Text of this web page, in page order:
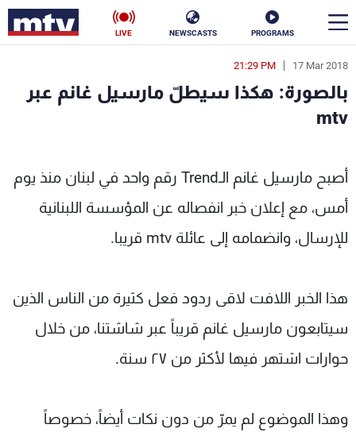
PROGRAMS
NEWSCASTS
LIVE
17 Mar 2018
21:29 PM
بالصورة: هكذا سيطلّ مارسيل غانم عبر
mtv
أصبح مارسيل غانم الـTrend رقم واحد في لبنان منذ يوم
أمس، مع إعلان خبر انفصاله عن المؤسسة اللبنانية
للإرسال، وانضمامه إلى عائلة mtv قريبا.
هذا الخبر اللافت لاقى ردود فعل كثيرة من الناس الذين
سيتابعون مارسيل غانم قريباً عبر شاشتنا، من خلال
حوارات اشتهر فيها لأكثر من ٢٧ سنة.
وهذا الموضوع لم يمرّ من دون نكات أيضاً، خصوصاً
en
الأخبار
إقتصاد فن
منوعات رياضة
البرامج
جدول البرامج